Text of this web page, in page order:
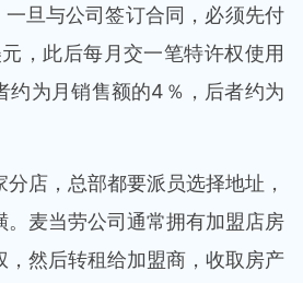
一旦与公司签订合同，必须先付
，此后每月交一笔特许权使用
约为月销售额的4％，后者约为
店，总部都要派员选择地址，
。麦当劳公司通常拥有加盟店房
，然后转租给加盟商，收取房产